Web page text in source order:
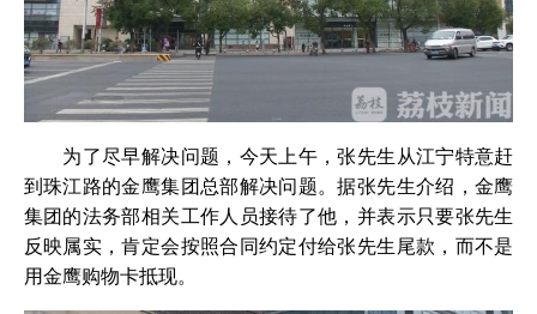
为了尽早解决问题，今天上午，张先生从江宁特意赶
到珠江路的金鹰集团总部解决问题。据张先生介绍，金鹰
集团的法务部相关工作人员接待了他，并表示只要张先生
反映属实，肯定会按照合同约定付给张先生尾款，而不是
用金鹰购物卡抵现。